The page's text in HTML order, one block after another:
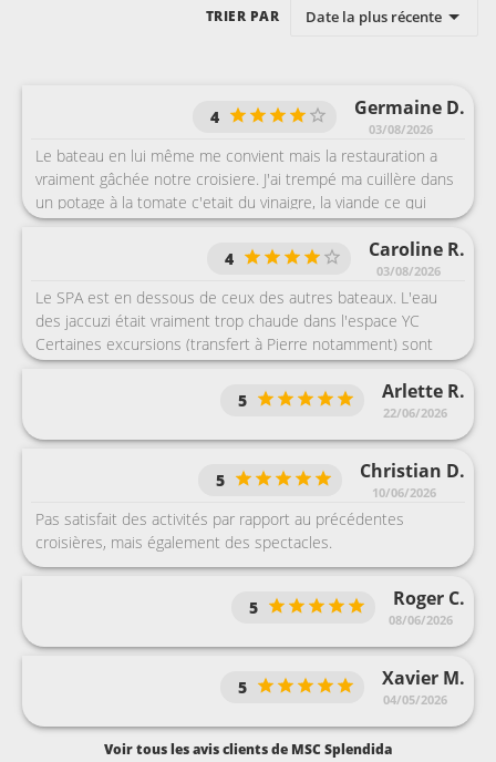
TRIER PAR Date la plus récente
Germaine D.
03/08/2026
4
Le bateau en lui même me convient mais la restauration a
vraiment gâchée notre croisiere. J'ai trempé ma cuillère dans
un potage à la tomate c'etait du vinaigre, la viande ce qui
devait etre une côte de veau etait immonde..une sorte de via
de reconstituée panée et énorme.. La directrice du Yatch
Club tres efficace et proche des hôtes. Jimmy notre
concierge toujours là pour nous aider. Rien à dire sur le
personnel. Juste la restauration nulle. Enfin la nourriture..les
serveurs..le maitre d'hôtel Pasquale super efficaces.
Caroline R.
03/08/2026
4
Le SPA est en dessous de ceux des autres bateaux. L'eau
des jaccuzi était vraiment trop chaude dans l'espace YC
Certaines excursions (transfert à Pierre notamment) sont
très chères pour la prestation proposée.
Arlette R.
22/06/2026
5
Christian D.
10/06/2026
5
Pas satisfait des activités par rapport au précédentes
croisières, mais également des spectacles.
Roger C.
08/06/2026
5
Xavier M.
04/05/2026
5
Voir tous les avis clients de MSC Splendida